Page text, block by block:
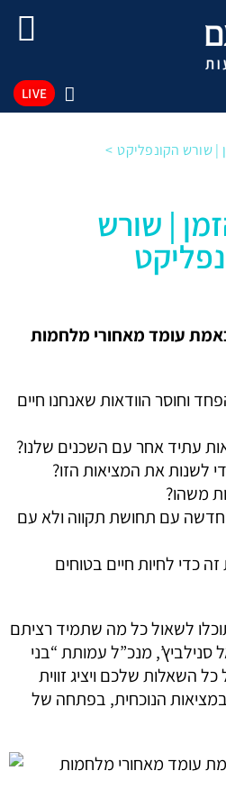
LIVE
| שורש הקונפליקט
| שורש
עומד מאחורי מלחמות
וחוסר הוודאות שאנחנו חיים
עתיד אחר עם השכנים שלנו?
לשנות את המציאות הזו?
משהו?
עם תחושת תקווה ולא עם
כדי לחיות חיים בטוחים
לשאול כל מה שתמיד רציתם
מנכ”ל עמותת “בני
השאלות שלכם ויציג זווית
הנוכחית, בפתחה של